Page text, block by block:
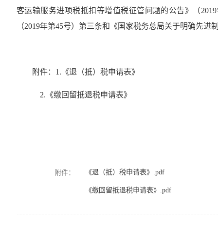
客运输服务进项税抵扣等增值税征管问题的公告》（
（2019年第45号）第三条和《国家税务总局关于明确先
附件：1.《退（抵）税申请表》
2.《缴回留抵退税申请表》
附件： 《退（抵）税申请表》.pdf
《缴回留抵退税申请表》.pdf